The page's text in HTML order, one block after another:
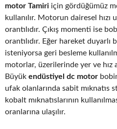
motor Tamiri için gördüğümüz
kullanılır. Motorun dairesel
orantılıdır. Çıkış momenti ise
orantılıdır. Eğer hareket
isteniyorsa geri besleme
motorlar, üzerilerinde yer ve hız
Büyük endüstiyel dc motor
ufak olanlarında sabit mıknatıs
kobalt mıknatıslarının
oranlarına ulaşılır.